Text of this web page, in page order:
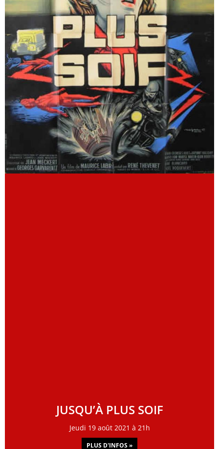
JUSQU’À PLUS SOIF
Jeudi 19 août 2021 à 21h
PLUS D'INFOS »